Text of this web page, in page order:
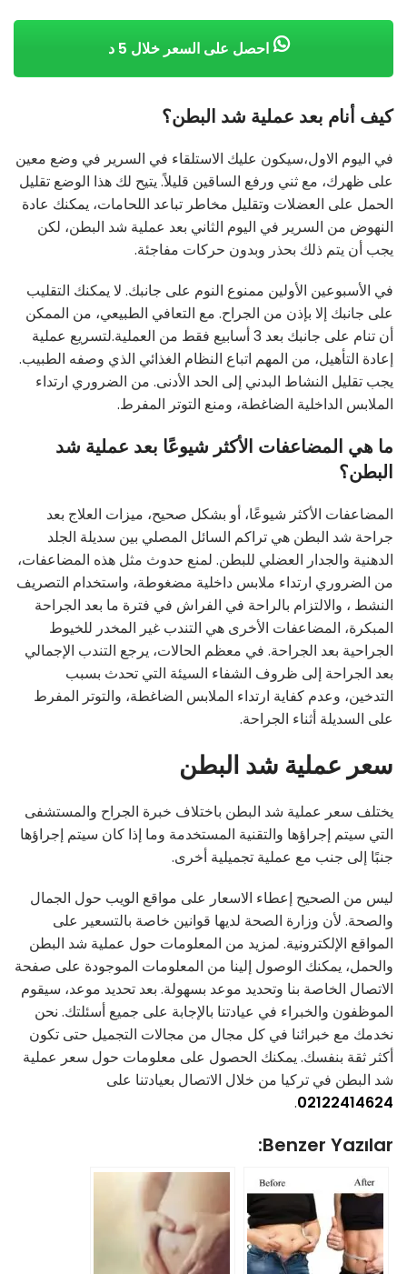
احصل على السعر خلال 5 د
كيف أنام بعد عملية شد البطن؟
في اليوم الاول،سيكون عليك الاستلقاء في السرير في وضع معين
على ظهرك، مع ثني ورفع الساقين قليلاً. يتيح لك هذا الوضع تقليل
الحمل على العضلات وتقليل مخاطر تباعد اللحامات، يمكنك عادة
النهوض من السرير في اليوم الثاني بعد عملية شد البطن، لكن
يجب أن يتم ذلك بحذر وبدون حركات مفاجئة.
في الأسبوعين الأولين ممنوع النوم على جانبك. لا يمكنك التقليب
على جانبك إلا بإذن من الجراح. مع التعافي الطبيعي، من الممكن
أن تنام على جانبك بعد 3 أسابيع فقط من العملية.لتسريع عملية
إعادة التأهيل، من المهم اتباع النظام الغذائي الذي وصفه الطبيب.
يجب تقليل النشاط البدني إلى الحد الأدنى. من الضروري ارتداء
الملابس الداخلية الضاغطة، ومنع التوتر المفرط.
ما هي المضاعفات الأكثر شيوعًا بعد عملية شد
البطن؟
المضاعفات الأكثر شيوعًا، أو بشكل صحيح، ميزات العلاج بعد
جراحة شد البطن هي تراكم السائل المصلي بين سديلة الجلد
الدهنية والجدار العضلي للبطن. لمنع حدوث مثل هذه المضاعفات،
من الضروري ارتداء ملابس داخلية مضغوطة، واستخدام التصريف
النشط ، والالتزام بالراحة في الفراش في فترة ما بعد الجراحة
المبكرة، المضاعفات الأخرى هي التندب غير المخدر للخيوط
الجراحية بعد الجراحة. في معظم الحالات، يرجع التندب الإجمالي
بعد الجراحة إلى ظروف الشفاء السيئة التي تحدث بسبب
التدخين، وعدم كفاية ارتداء الملابس الضاغطة، والتوتر المفرط
على السديلة أثناء الجراحة.
سعر عملية شد البطن
يختلف سعر عملية شد البطن باختلاف خبرة الجراح والمستشفى
التي سيتم إجراؤها والتقنية المستخدمة وما إذا كان سيتم إجراؤها
جنبًا إلى جنب مع عملية تجميلية أخرى.
ليس من الصحيح إعطاء الاسعار على مواقع الويب حول الجمال
والصحة. لأن وزارة الصحة لديها قوانين خاصة بالتسعير على
المواقع الإلكترونية. لمزيد من المعلومات حول عملية شد البطن
والحمل، يمكنك الوصول إلينا من المعلومات الموجودة على صفحة
الاتصال الخاصة بنا وتحديد موعد بسهولة. بعد تحديد موعد، سيقوم
الموظفون والخبراء في عيادتنا بالإجابة على جميع أسئلتك. نحن
نخدمك مع خبرائنا في كل مجال من مجالات التجميل حتى تكون
أكثر ثقة بنفسك. يمكنك الحصول على معلومات حول سعر عملية
شد البطن في تركيا من خلال الاتصال بعيادتنا على
02122414624
.
Benzer Yazılar: